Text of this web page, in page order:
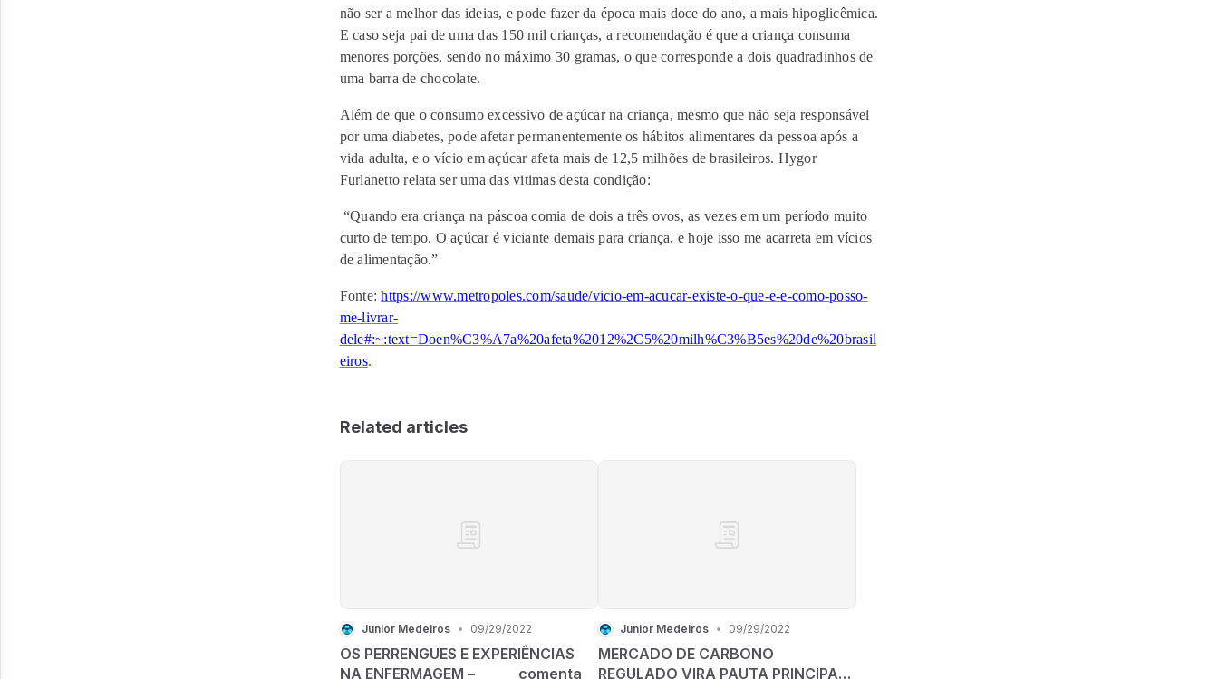
não ser a melhor das ideias, e pode fazer da época mais doce do ano, a mais hipoglicêmica.
E caso seja pai de uma das 150 mil crianças, a recomendação é que a criança consuma
menores porções, sendo no máximo 30 gramas, o que corresponde a dois quadradinhos de
uma barra de chocolate.
Além de que o consumo excessivo de açúcar na criança, mesmo que não seja responsável
por uma diabetes, pode afetar permanentemente os hábitos alimentares da pessoa após a
vida adulta, e o vício em açúcar afeta mais de 12,5 milhões de brasileiros. Hygor
Furlanetto relata ser uma das vitimas desta condição:
“Quando era criança na páscoa comia de dois a três ovos, as vezes em um período muito
curto de tempo. O açúcar é viciante demais para criança, e hoje isso me acarreta em vícios
de alimentação.”
Fonte:https://www.metropoles.com/saude/vicio-em-acucar-existe-o-que-e-e-como-posso-
me-livrar-
dele#:~:text=Doen%C3%A7a%20afeta%2012%2C5%20milh%C3%B5es%20de%20brasil
eiros.
Related articles
Junior Medeiros • 09/29/2022
OS PERRENGUES E EXPERIÊNCIAS
NA ENFERMAGEM – _____ comenta
Junior Medeiros • 09/29/2022
MERCADO DE CARBONO
REGULADO VIRA PAUTA PRINCIPAL